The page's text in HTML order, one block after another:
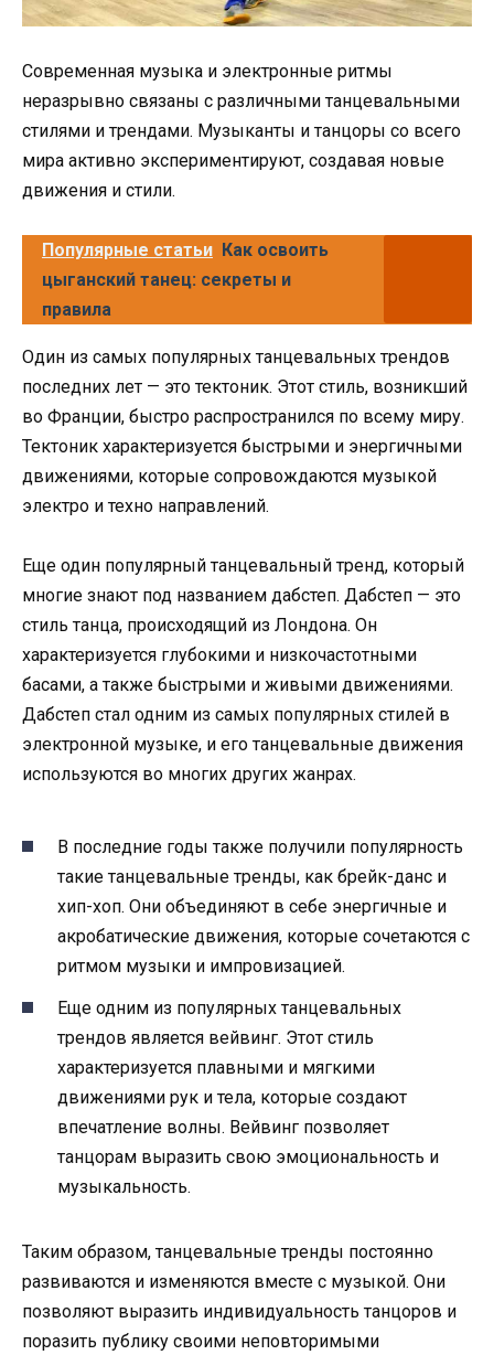
Современная музыка и электронные ритмы
неразрывно связаны с различными танцевальными
стилями и трендами. Музыканты и танцоры со всего
мира активно экспериментируют, создавая новые
движения и стили.
Популярные статьи Как освоить
цыганский танец: секреты и
правила
Один из самых популярных танцевальных трендов
последних лет — это тектоник. Этот стиль, возникший
во Франции, быстро распространился по всему миру.
Тектоник характеризуется быстрыми и энергичными
движениями, которые сопровождаются музыкой
электро и техно направлений.
Еще один популярный танцевальный тренд, который
многие знают под названием дабстеп. Дабстеп — это
стиль танца, происходящий из Лондона. Он
характеризуется глубокими и низкочастотными
басами, а также быстрыми и живыми движениями.
Дабстеп стал одним из самых популярных стилей в
электронной музыке, и его танцевальные движения
используются во многих других жанрах.
В последние годы также получили популярность
такие танцевальные тренды, как брейк-данс и
хип-хоп. Они объединяют в себе энергичные и
акробатические движения, которые сочетаются с
ритмом музыки и импровизацией.
Еще одним из популярных танцевальных
трендов является вейвинг. Этот стиль
характеризуется плавными и мягкими
движениями рук и тела, которые создают
впечатление волны. Вейвинг позволяет
танцорам выразить свою эмоциональность и
музыкальность.
Таким образом, танцевальные тренды постоянно
развиваются и изменяются вместе с музыкой. Они
позволяют выразить индивидуальность танцоров и
поразить публику своими неповторимыми